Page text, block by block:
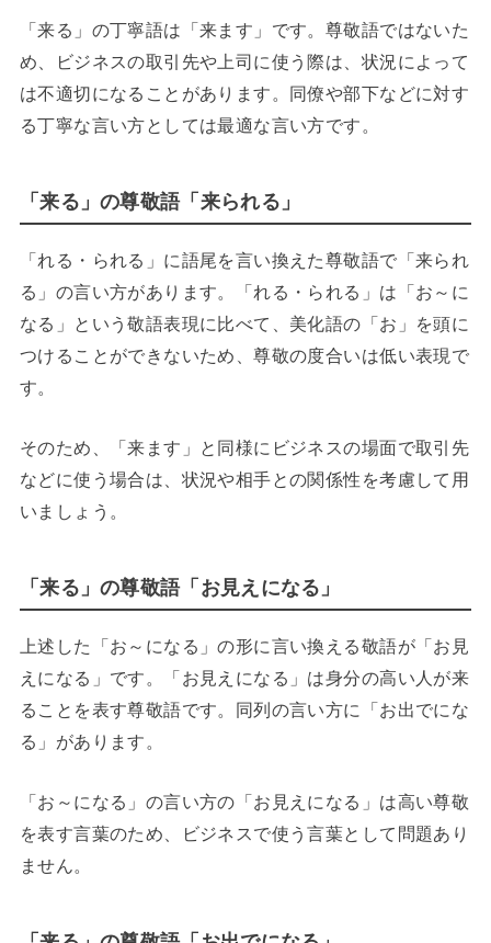
「来る」の丁寧語は「来ます」です。尊敬語ではないた
め、ビジネスの取引先や上司に使う際は、状況によって
は不適切になることがあります。同僚や部下などに対す
る丁寧な言い方としては最適な言い方です。
「来る」の尊敬語「来られる」
「れる・られる」に語尾を言い換えた尊敬語で「来られ
る」の言い方があります。「れる・られる」は「お～に
なる」という敬語表現に比べて、美化語の「お」を頭に
つけることができないため、尊敬の度合いは低い表現で
す。
そのため、「来ます」と同様にビジネスの場面で取引先
などに使う場合は、状況や相手との関係性を考慮して用
いましょう。
「来る」の尊敬語「お見えになる」
上述した「お～になる」の形に言い換える敬語が「お見
えになる」です。「お見えになる」は身分の高い人が来
ることを表す尊敬語です。同列の言い方に「お出でにな
る」があります。
「お～になる」の言い方の「お見えになる」は高い尊敬
を表す言葉のため、ビジネスで使う言葉として問題あり
ません。